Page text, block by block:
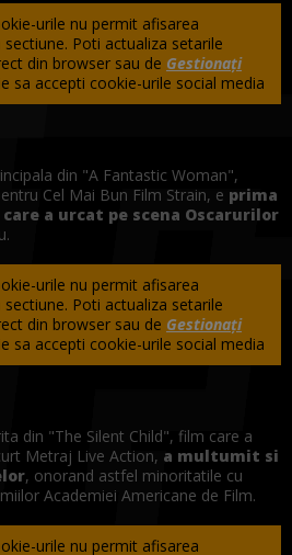
urile nu permit afisarea
Poti actualiza setarile
din browser sau de Gestionați
sa accepti cookie-urile social media
din "A Fantastic Woman",
Cel Mai Bun Film Strain, e prima
a urcat pe scena Oscarurilor
urile nu permit afisarea
Poti actualiza setarile
din browser sau de Gestionați
sa accepti cookie-urile social media
din "The Silent Child", film care a
Metraj Live Action, a multumit si
, onorand astfel minoritatile cu
Academiei Americane de Film.
urile nu permit afisarea